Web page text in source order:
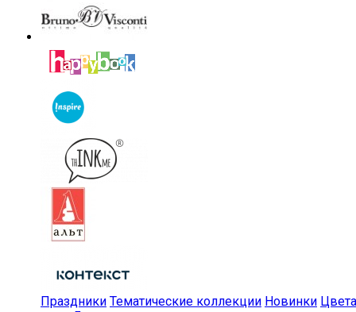
Праздники Тематические коллекции Новинки Цвета